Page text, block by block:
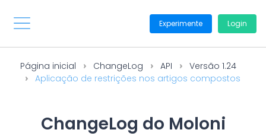
Experimente Login
Página inicial ChangeLog API
Versão 1.24
Aplicação de restrições nos artigos compostos
ChangeLog do Moloni